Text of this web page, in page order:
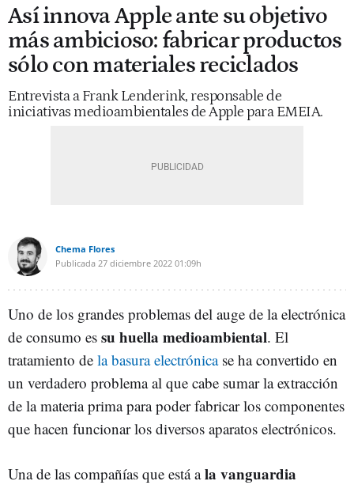
Así innova Apple ante su objetivo
más ambicioso: fabricar productos
sólo con materiales reciclados
Entrevista a Frank Lenderink, responsable de
iniciativas medioambientales de Apple para EMEIA.
Chema Flores
Publicada 27 diciembre 2022 01:09h
Uno de los grandes problemas del auge de la electrónica
de consumo es su huella medioambiental. El
tratamiento de la basura electrónicase ha convertido en
un verdadero problema al que cabe sumar la extracción
de la materia prima para poder fabricar los componentes
que hacen funcionar los diversos aparatos electrónicos.
Una de las compañías que está ala vanguardia